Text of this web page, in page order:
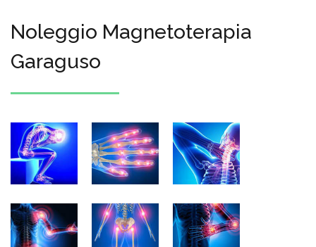
Noleggio Magnetoterapia
Garaguso